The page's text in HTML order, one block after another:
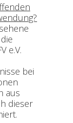
e.V.
bei
aus
dieser